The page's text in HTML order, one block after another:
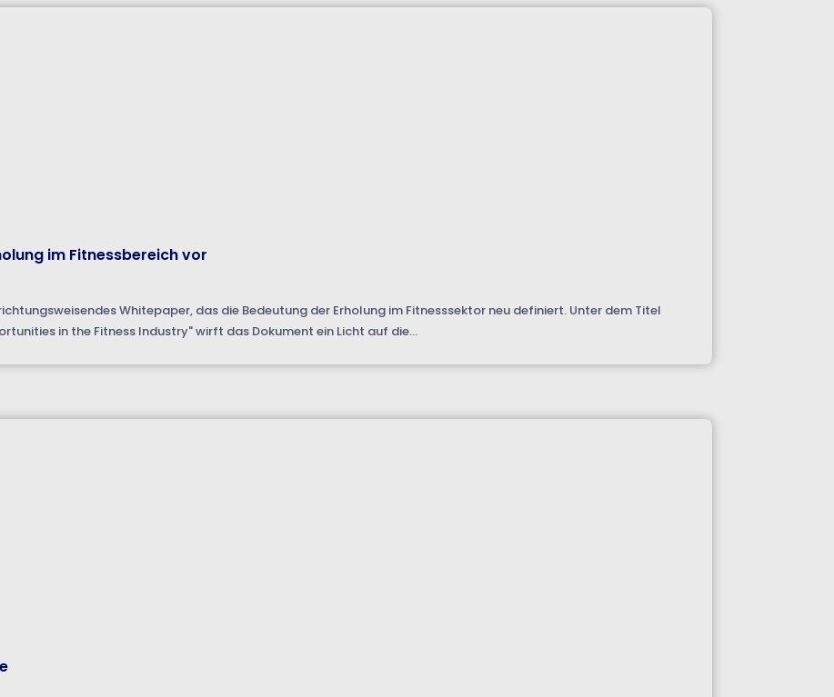
im Fitnessbereich vor
Whitepaper, das die Bedeutung der Erholung im Fitnesssektor neu definiert. Unter dem Titel
in the Fitness Industry" wirft das Dokument ein Licht auf die...